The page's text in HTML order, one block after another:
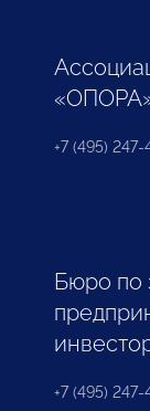
+7 (495) 247-
Бюро по
+7 (495) 247-